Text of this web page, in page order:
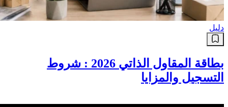
دليل
بطاقة المقاول الذاتي 2026 : شروط
التسجيل والمزايا